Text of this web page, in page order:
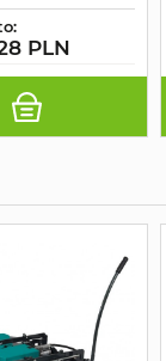
PLN